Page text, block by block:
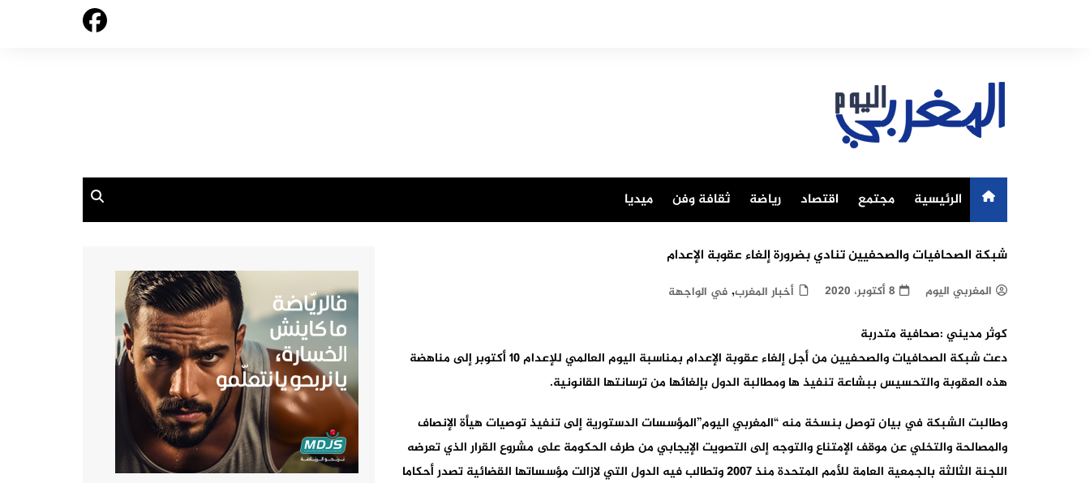
الرئيسية مجتمع اقتصاد رياضة ثقافة وفن ميديا
شبكة الصحافيات والصحفيين تنادي بضرورة إلغاء عقوبة الإعدام
المغربي اليوم 8 أكتوبر، 2020 أخبار المغرب, في الواجهة
كوثر مديني :صحافية متدربة
دعت شبكة الصحافيات والصحفيين من أجل إلغاء عقوبة الإعدام بمناسبة اليوم العالمي للإعدام 10 أكتوبر إلى مناهضة
هذه العقوبة والتحسيس ببشاعة تنفيذ ها ومطالبة الدول بإلغائها من ترسانتها القانونية.
وطالبت الشبكة في بيان توصل بنسخة منه “المغربي اليوم”المؤسسات الدستورية إلى تنفيذ توصيات هيأة الإنصاف
والمصالحة والتخلي عن موقف الإمتناع والتوجه إلى التصويت الإيجابي من طرف الحكومة على مشروع القرار الذي تعرضه
اللجنة الثالثة بالجمعية العامة للأمم المتحدة منذ 2007 وتطالب فيه الدول التي لازالت مؤسساتها القضائية تصدر أحكاما